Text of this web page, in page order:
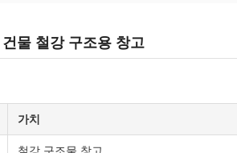
물 철강 구조용 창고
가치